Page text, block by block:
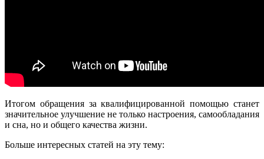
Итогом обращения за квалифицированной помощью станет
значительное улучшение не только настроения, самообладания
и сна, но и общего качества жизни.
Больше интересных статей на эту тему: